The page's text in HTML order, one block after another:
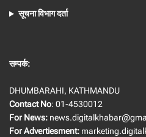
सूचना विभाग दर्ता
सम्पर्क:
DHUMBARAHI, KATHMANDU
Contact No: 01-4530012
For News:
For Advertiesment: